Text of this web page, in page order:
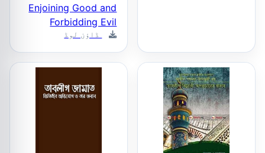
Enjoining Good and
Forbidding Evil
ڈاؤن لوڈ